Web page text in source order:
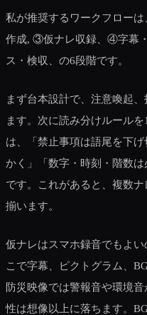
私が推奨するワークフロー
作成, ③仮ナレ収録、④字幕
ス・検収、の6段階です。
まず台本設計で、注意喚起
ます。次に読み分けルール
は、「禁止事項は語尾を下
かく」「数字・時刻・階数
です。これがあると、複数
揃います。
仮ナレはスマホ録音でもよ
こで字幕、ピクトグラム、
防災映像では警報音や環境
性は想像以上に落ちます。